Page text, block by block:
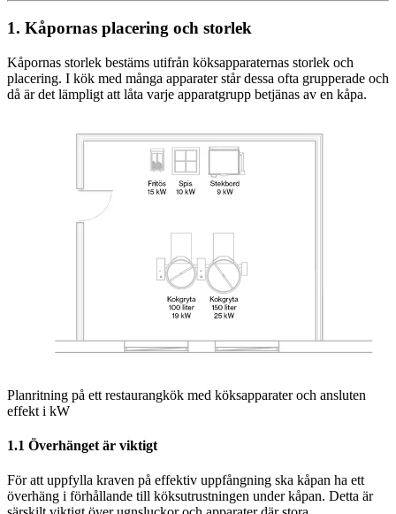
1. Kåpornas placering och storlek
Kåpornas storlek bestäms utifrån köksapparaternas storlek och
placering. I kök med många apparater står dessa ofta grupperade och
då är det lämpligt att låta varje apparatgrupp betjänas av en kåpa.
Planritning på ett restaurangkök med köksapparater och ansluten
effekt i kW
1.1 Överhänget är viktigt
För att uppfylla kraven på effektiv uppfångning ska kåpan ha ett
överhäng i förhållande till köksutrustningen under kåpan. Detta är